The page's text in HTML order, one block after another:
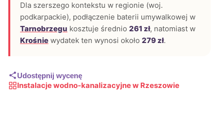
Dla szerszego kontekstu w regionie (woj.
podkarpackie), podłączenie baterii umywalkowej w
Tarnobrzegu kosztuje średnio 261 zł, natomiast w
Krośnie wydatek ten wynosi około 279 zł.
Udostępnij wycenę
Instalacje wodno-kanalizacyjne w Rzeszowie